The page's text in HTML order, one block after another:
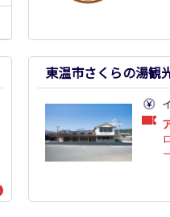
東温市さくらの湯観